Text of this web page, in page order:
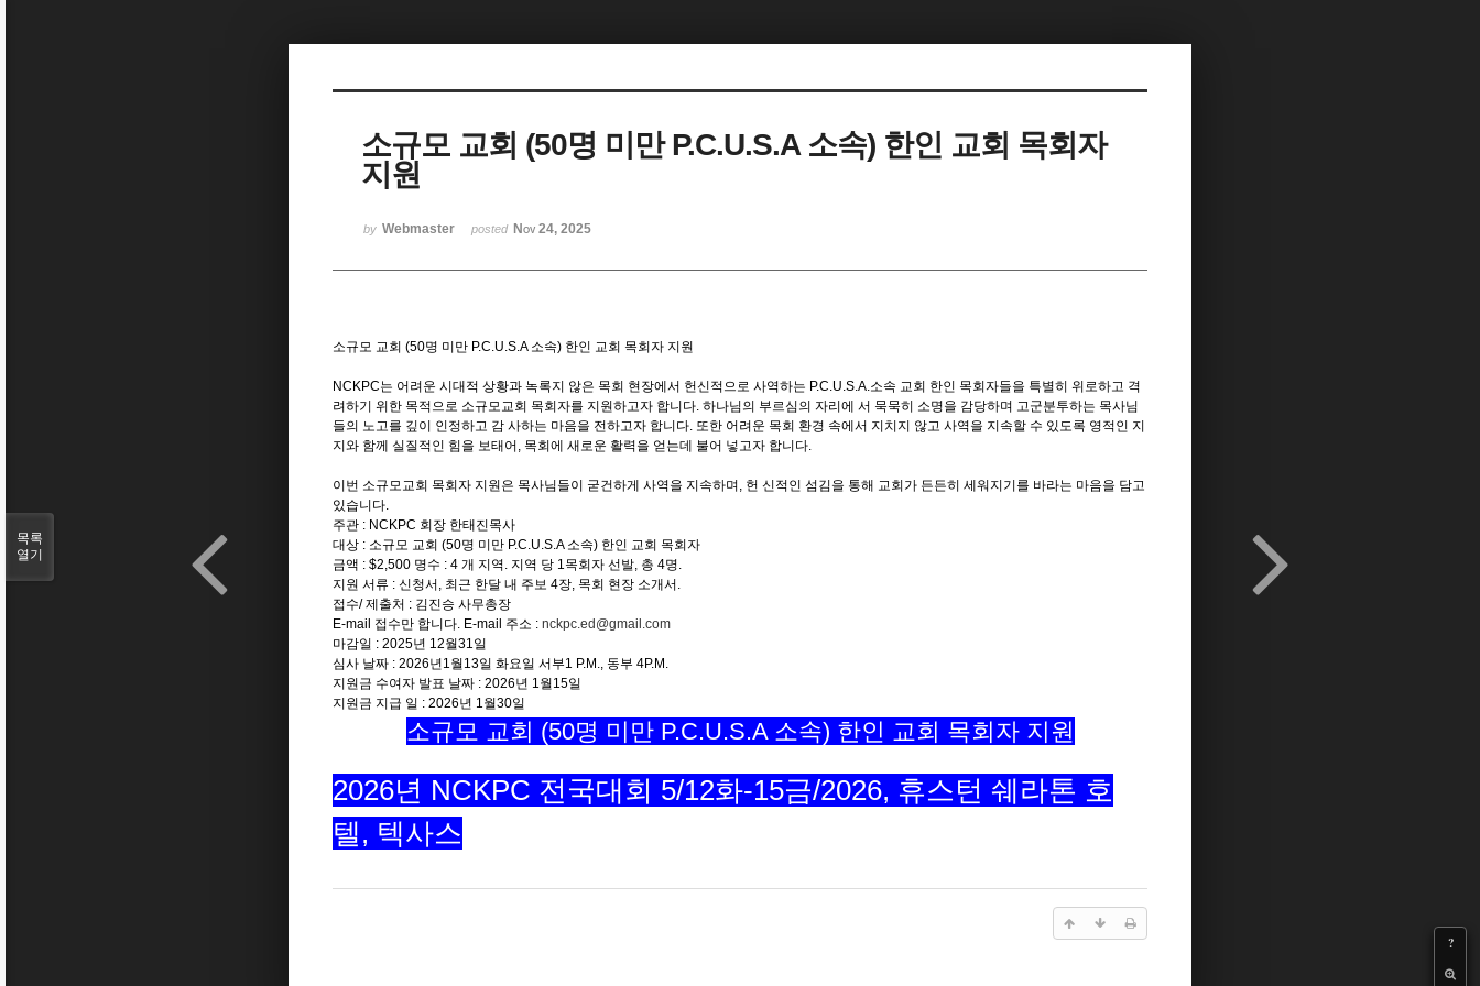
소규모 교회 (50명 미만 P.C.U.S.A 소속) 한인 교회 목회자
지원
by Webmaster posted Nov 24, 2025
?
소규모 교회 (50명 미만 P.C.U.S.A 소속) 한인 교회 목회자 지원
NCKPC는 어려운 시대적 상황과 녹록지 않은 목회 현장에서 헌신적으로 사역하는 P.C.U.S.A.소속 교회 한인 목회자들을 특별히 위로하고 격
려하기 위한 목적으로 소규모교회 목회자를 지원하고자 합니다. 하나님의 부르심의 자리에 서 묵묵히 소명을 감당하며 고군분투하는 목사님
들의 노고를 깊이 인정하고 감 사하는 마음을 전하고자 합니다. 또한 어려운 목회 환경 속에서 지치지 않고 사역을 지속할 수 있도록 영적인 지
지와 함께 실질적인 힘을 보태어, 목회에 새로운 활력을 얻는데 불어 넣고자 합니다.
이번 소규모교회 목회자 지원은 목사님들이 굳건하게 사역을 지속하며, 헌 신적인 섬김을 통해 교회가 든든히 세워지기를 바라는 마음을 담고
있습니다.
주관 : NCKPC 회장 한태진목사
대상 : 소규모 교회 (50명 미만 P.C.U.S.A 소속) 한인 교회 목회자
금액 : $2,500 명수 : 4 개 지역. 지역 당 1목회자 선발, 총 4명.
지원 서류 : 신청서, 최근 한달 내 주보 4장, 목회 현장 소개서.
접수/ 제출처 : 김진승 사무총장
E-mail 접수만 합니다. E-mail 주소 : nckpc.ed@gmail.com
마감일 : 2025년 12월31일
심사 날짜 : 2026년1월13일 화요일 서부1 P.M., 동부 4P.M.
지원금 수여자 발표 날짜 : 2026년 1월15일
지원금 지급 일 : 2026년 1월30일
소규모 교회 (50명 미만 P.C.U.S.A 소속) 한인 교회 목회자 지원
2026년 NCKPC 전국대회 5/12화-15금/2026, 휴스턴 쉐라톤 호
텔, 텍사스
목록
열기
Sketchbook5, 스케치북5
Sketchbook5, 스케치북5